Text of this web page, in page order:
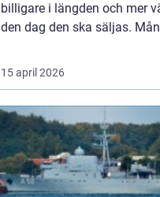
billigare i längden och mer
den dag den ska säljas.
15 april 2026